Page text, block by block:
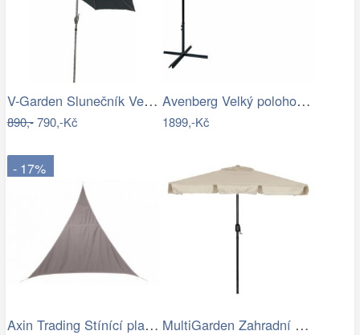
V-Garden Slunečník VeGA 270C - černý
890,-790,-Kč
Avenberg Velký polohovatelný slunečník…
1899,-Kč
- 17%
Axin Trading Stínící plachta… MultiGarden Zahradní slunečník Kosy…